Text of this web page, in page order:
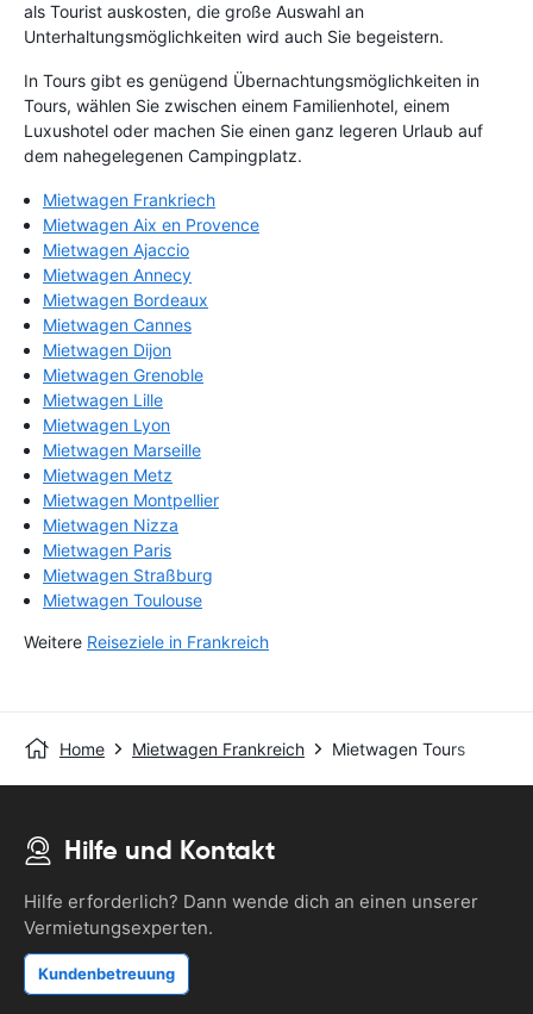
als Tourist auskosten, die große Auswahl an
Unterhaltungsmöglichkeiten wird auch Sie begeistern.
In Tours gibt es genügend Übernachtungsmöglichkeiten in
Tours, wählen Sie zwischen einem Familienhotel, einem
Luxushotel oder machen Sie einen ganz legeren Urlaub auf
dem nahegelegenen Campingplatz.
Mietwagen Frankriech
Mietwagen Aix en Provence
Mietwagen Ajaccio
Mietwagen Annecy
Mietwagen Bordeaux
Mietwagen Cannes
Mietwagen Dijon
Mietwagen Grenoble
Mietwagen Lille
Mietwagen Lyon
Mietwagen Marseille
Mietwagen Metz
Mietwagen Montpellier
Mietwagen Nizza
Mietwagen Paris
Mietwagen Straßburg
Mietwagen Toulouse
Weitere Reiseziele in Frankreich
Home Mietwagen Frankreich Mietwagen Tours
Hilfe und Kontakt
Hilfe erforderlich? Dann wende dich an einen unserer
Vermietungsexperten.
Kundenbetreuung